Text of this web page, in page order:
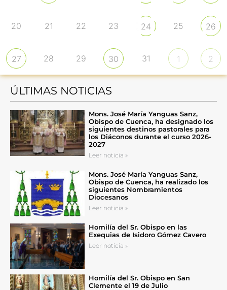
20 21 22 23 24 25 26
27 28 29 30 31 1 2
ÚLTIMAS NOTICIAS
Mons. José María Yanguas Sanz,
Obispo de Cuenca, ha designado los
siguientes destinos pastorales para
los Diáconos durante el curso 2026-
2027
Leer noticia »
Mons. José María Yanguas Sanz,
Obispo de Cuenca, ha realizado los
siguientes Nombramientos
Diocesanos
Leer noticia »
Homilía del Sr. Obispo en las
Exequias de Isidoro Gómez Cavero
Leer noticia »
Homilía del Sr. Obispo en San
Clemente el 19 de Julio